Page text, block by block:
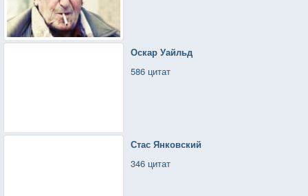
Оскар Уайльд
586 цитат
Стас Янковский
346 цитат